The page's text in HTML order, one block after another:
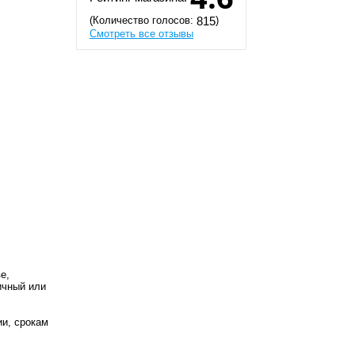
или
срокам
(Количество голосов: 815)
Смотреть все отзывы